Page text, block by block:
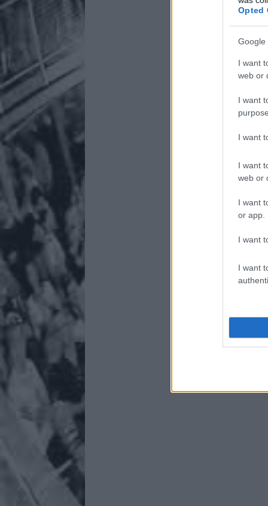
Opted
Google
I want
web or
I want
I want
I want
web or
I want
or app.
I want
I want